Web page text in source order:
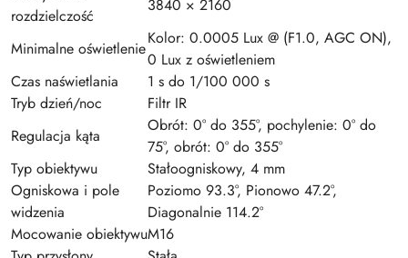
rozdzielczość
3840 × 2160
Minimalne oświetlenie
Kolor: 0.0005 Lux @ (F1.0, AGC ON),
0 Lux z oświetleniem
Czas naświetlania
1 s do 1/100 000 s
Tryb dzień/noc
Filtr IR
Regulacja kąta
Obrót: 0° do 355°, pochylenie: 0° do
75°, obrót: 0° do 355°
Typ obiektywu
Stałoogniskowy, 4 mm
Ogniskowa i pole
widzenia
Poziomo 93.3°, Pionowo 47.2°,
Diagonalnie 114.2°
Mocowanie obiektywuM16